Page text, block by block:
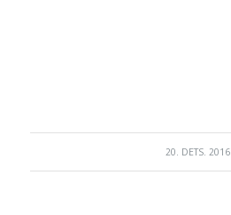
20. DETS. 2016